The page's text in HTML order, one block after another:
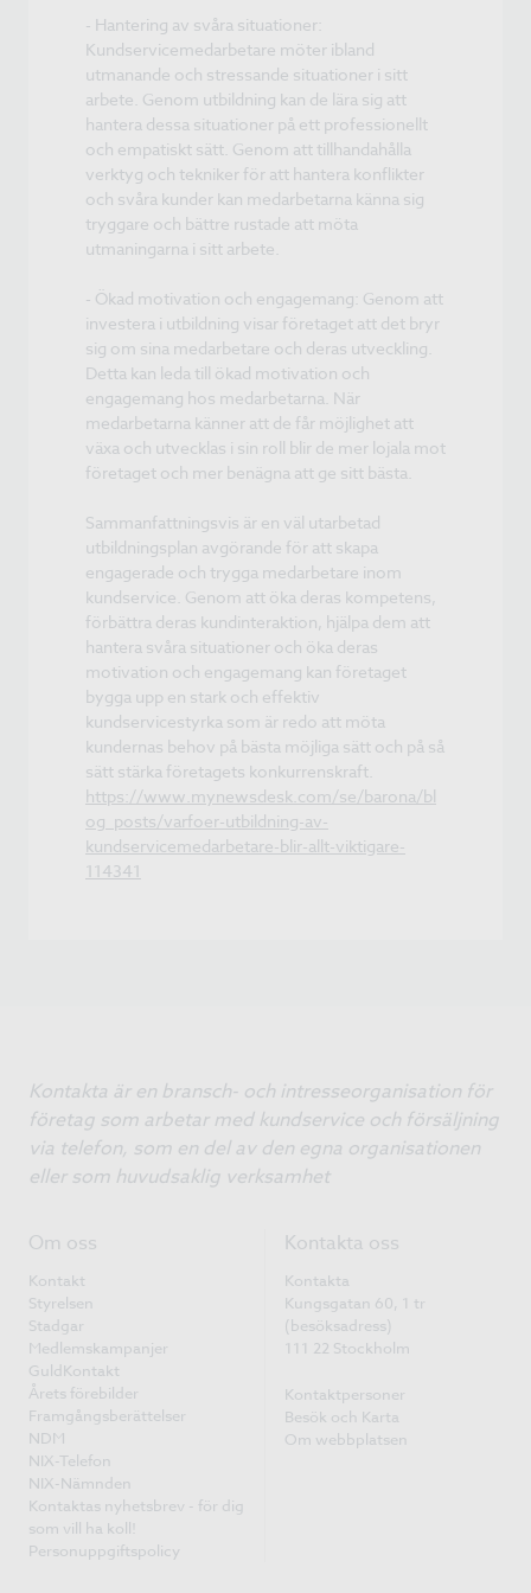
- Hantering av svåra situationer:
Kundservicemedarbetare möter ibland
utmanande och stressande situationer i sitt
arbete. Genom utbildning kan de lära sig att
hantera dessa situationer på ett professionellt
och empatiskt sätt. Genom att tillhandahålla
verktyg och tekniker för att hantera konflikter
och svåra kunder kan medarbetarna känna sig
tryggare och bättre rustade att möta
utmaningarna i sitt arbete.
- Ökad motivation och engagemang: Genom att
investera i utbildning visar företaget att det bryr
sig om sina medarbetare och deras utveckling.
Detta kan leda till ökad motivation och
engagemang hos medarbetarna. När
medarbetarna känner att de får möjlighet att
växa och utvecklas i sin roll blir de mer lojala mot
företaget och mer benägna att ge sitt bästa.
Sammanfattningsvis är en väl utarbetad
utbildningsplan avgörande för att skapa
engagerade och trygga medarbetare inom
kundservice. Genom att öka deras kompetens,
förbättra deras kundinteraktion, hjälpa dem att
hantera svåra situationer och öka deras
motivation och engagemang kan företaget
bygga upp en stark och effektiv
kundservicestyrka som är redo att möta
kundernas behov på bästa möjliga sätt och på så
sätt stärka företagets konkurrenskraft.
https://www.mynewsdesk.com/se/barona/bl
og_posts/varfoer-utbildning-av-
kundservicemedarbetare-blir-allt-viktigare-
114341
Kontakta är en bransch- och intresseorganisation för
företag som arbetar med kundservice och försäljning
via telefon, som en del av den egna organisationen
eller som huvudsaklig verksamhet
Om oss
Kontakt
Styrelsen
Stadgar
Medlemskampanjer
GuldKontakt
Årets förebilder
Framgångsberättelser
NDM
NIX-Telefon
NIX-Nämnden
Kontaktas nyhetsbrev - för dig
som vill ha koll!
Personuppgiftspolicy
Kontakta oss
Kontakta
Kungsgatan 60, 1 tr
(besöksadress)
111 22 Stockholm
Kontaktpersoner
Besök och Karta
Om webbplatsen